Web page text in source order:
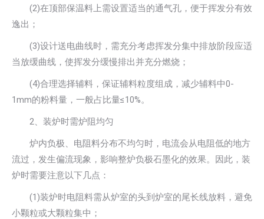
(2)在顶部保温料上需设置适当的通气孔，便于挥发分有效
逸出；
(3)设计送电曲线时，需充分考虑挥发分集中排放阶段应适
当放缓曲线，使挥发分缓慢排出并充分燃烧；
(4)合理选择辅料，保证辅料粒度组成，减少辅料中0-
1mm的粉料量，一般占比量≤10%。
2、装炉时需炉阻均匀
炉内负极、电阻料分布不均匀时，电流会从电阻低的地方
流过，发生偏流现象，影响整炉负极石墨化的效果。因此，装
炉时需要注意以下几点：
(1)装炉时电阻料需从炉室的头到炉室的尾长线放料，避免
小颗粒或大颗粒集中；